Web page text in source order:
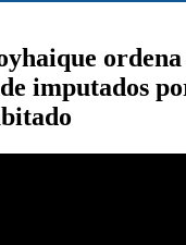
imputados